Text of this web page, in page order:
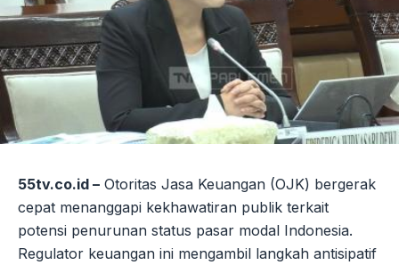
55tv.co.id – Otoritas Jasa Keuangan (OJK) bergerak
cepat menanggapi kekhawatiran publik terkait
potensi penurunan status pasar modal Indonesia.
Regulator keuangan ini mengambil langkah antisipatif